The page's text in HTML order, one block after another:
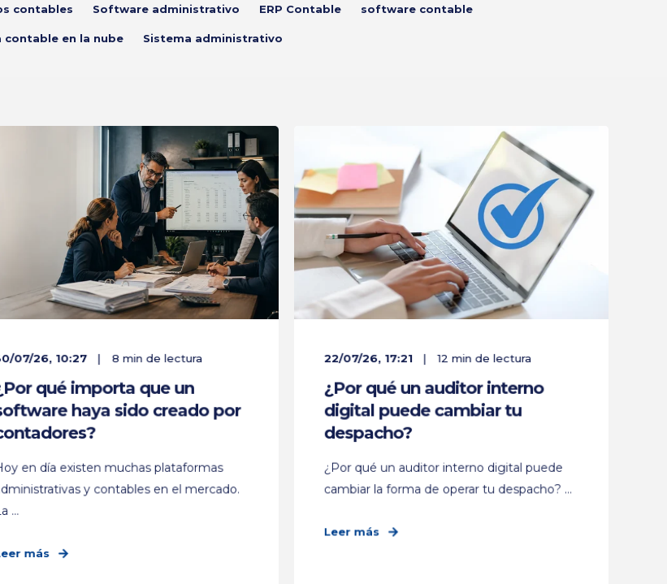
contables Software administrativo ERP Contable software contable
contable en la nube Sistema administrativo
07/26, 10:27 8 min de lectura
qué importa que un
haya sido creado por
en día existen muchas plataformas
y contables en el mercado.
...
más
22/07/26, 17:21 12 min de lectura
¿Por qué un auditor interno
digital puede cambiar tu
despacho?
¿Por qué un auditor interno digital puede
cambiar la forma de operar tu despacho? ...
Leer más